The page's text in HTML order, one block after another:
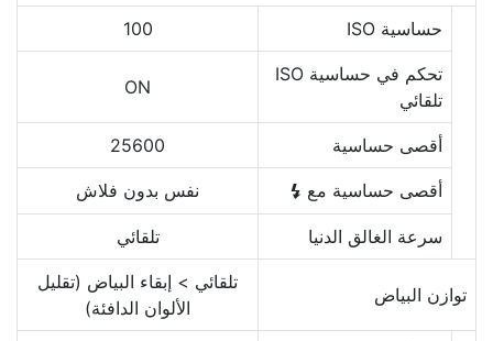
حساسية ISO 100
تحكم في حساسية ISO
تلقائي
ON
أقصى حساسية 25600
أقصى حساسية مع c نفس بدون فلاش
سرعة الغالق الدنيا تلقائي
توازن البياض
تلقائي > إبقاء البياض (تقليل
الألوان الدافئة)